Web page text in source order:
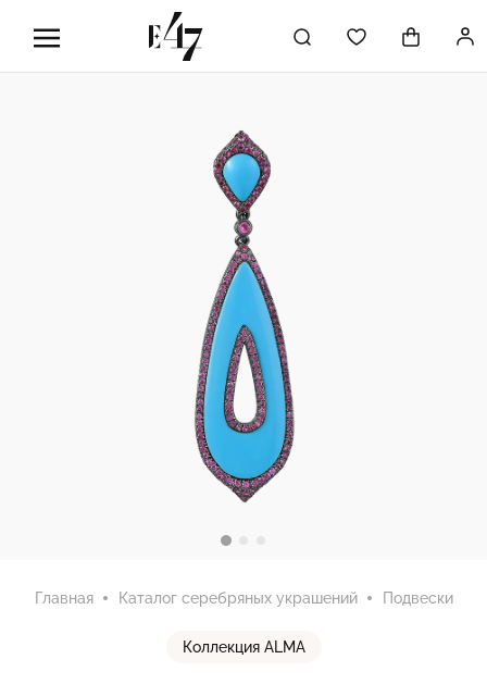
Главная Каталог серебряных украшений Подвески
Коллекция ALMA